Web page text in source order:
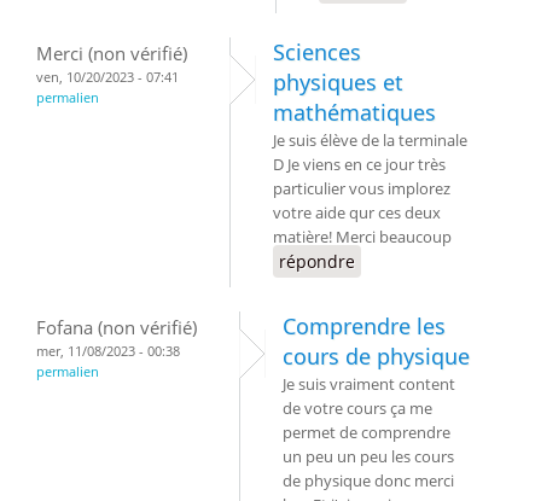
Merci (non vérifié)
ven, 10/20/2023 - 07:41
permalien
Sciences
physiques et
mathématiques
Je suis élève de la terminale
D Je viens en ce jour très
particulier vous implorez
votre aide qur ces deux
matière! Merci beaucoup
répondre
Fofana (non vérifié)
mer, 11/08/2023 - 00:38
permalien
Comprendre les
cours de physique
Je suis vraiment content
de votre cours ça me
permet de comprendre
un peu un peu les cours
de physique donc merci